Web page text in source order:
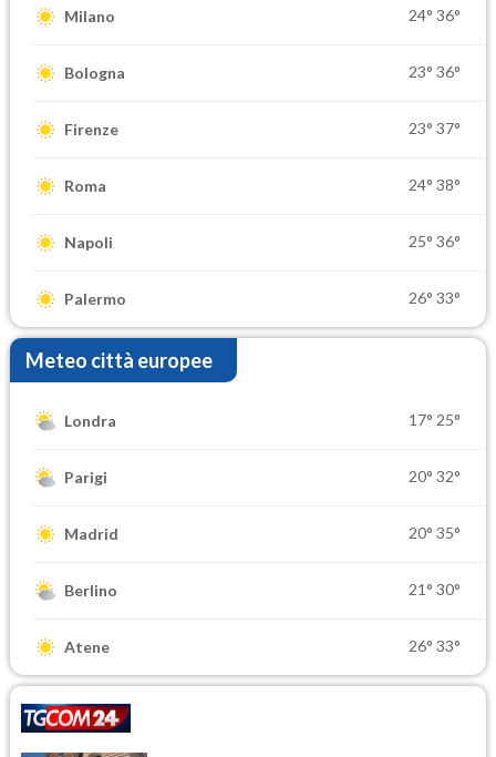
Milano 24° 36°
Bologna 23° 36°
Firenze 23° 37°
Roma 24° 38°
Napoli 25° 36°
Palermo 26° 33°
Meteo città europee
Londra 17° 25°
Parigi 20° 32°
Madrid 20° 35°
Berlino 21° 30°
Atene 26° 33°